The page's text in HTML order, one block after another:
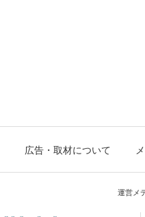
広告・取材について
運営メ